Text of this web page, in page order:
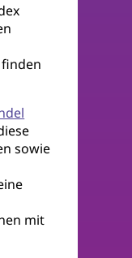
sowie
mit